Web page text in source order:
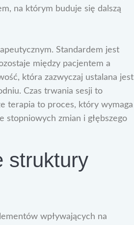
na którym buduje się dalszą
Standardem jest
między pacjentem a
która zazwyczaj ustalana jest
Czas trwania sesji to
terapia to proces, który wymaga
stopniowych zmian i głębszego
struktury
wpływających na